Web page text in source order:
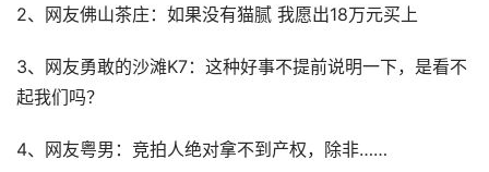
2、网友佛山茶庄：如果没有猫腻 我愿出18万元买上
3、网友勇敢的沙滩K7：这种好事不提前说明一下，是看不
起我们吗？
4、网友粤男：竞拍人绝对拿不到产权，除非……